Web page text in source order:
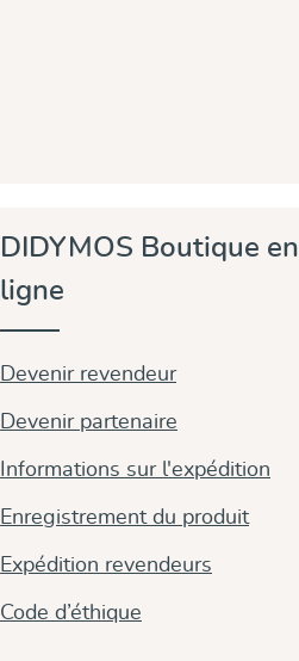
DIDYMOS Boutique en
ligne
Devenir revendeur
Devenir partenaire
Informations sur l'expédition
Enregistrement du produit
Expédition revendeurs
Code d’éthique